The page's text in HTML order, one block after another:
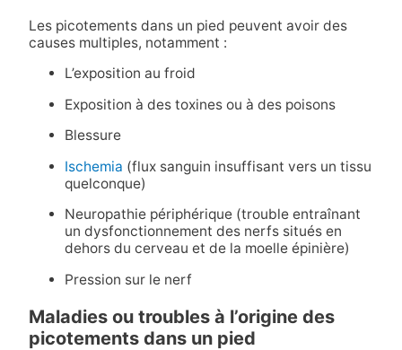
Les picotements dans un pied peuvent avoir des
causes multiples, notamment :
L’exposition au froid
Exposition à des toxines ou à des poisons
Blessure
Ischemia (flux sanguin insuffisant vers un tissu
quelconque)
Neuropathie périphérique (trouble entraînant
un dysfonctionnement des nerfs situés en
dehors du cerveau et de la moelle épinière)
Pression sur le nerf
Maladies ou troubles à l’origine des
picotements dans un pied